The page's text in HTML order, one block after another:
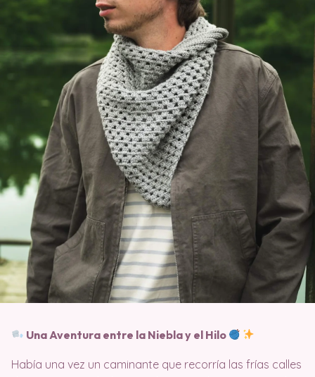
Una Aventura entre la Niebla y el Hilo
Había una vez un caminante que recorría las frías calles